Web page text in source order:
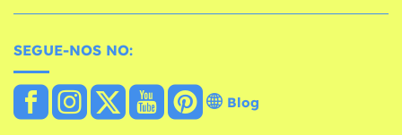
SEGUE-NOS NO:
Blog